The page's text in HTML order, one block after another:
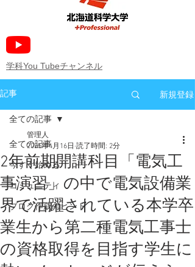
​学科You Tubeチャンネル
記事 新規登録
全ての記事
今すぐ始める
コミュニティ
ブログ作成のヒント
全ての記事
2年前期開講科目「電気工
事演習」の中で電気設備業
界で活躍されている本学卒
業生から第二種電気工事士
の資格取得を目指す学生に
管理人
2025年4月16日 読了時間: 2分